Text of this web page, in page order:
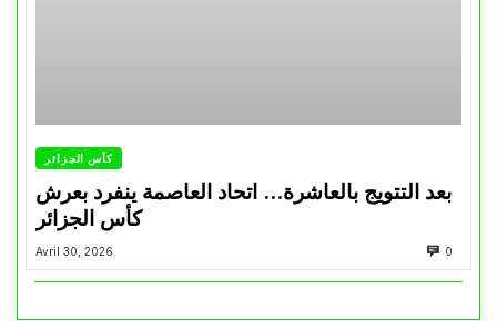
كأس الجزائر
بعد التتويج بالعاشرة… اتحاد العاصمة ينفرد بعرش
كأس الجزائر
Avril 30, 2026 0